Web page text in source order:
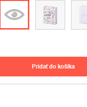
pridať do košíka